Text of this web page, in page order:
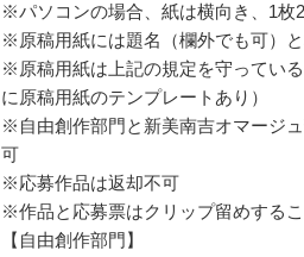
※パソコンの場合、紙は横向き、1枚
※原稿用紙には題名（欄外でも可）
※原稿用紙は上記の規定を守ってい
に原稿用紙のテンプレートあり）
※自由創作部門と新美南吉オマージ
可
※応募作品は返却不可
※作品と応募票はクリップ留めする
【自由創作部門】